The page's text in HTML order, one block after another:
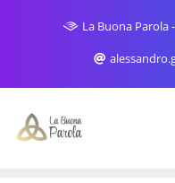
La Buona Parola